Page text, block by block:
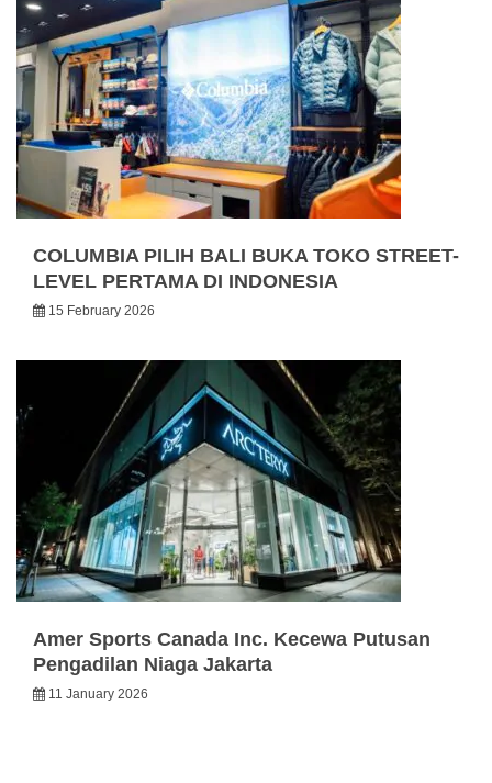
COLUMBIA PILIH BALI BUKA TOKO STREET-
LEVEL PERTAMA DI INDONESIA
15 February 2026
Amer Sports Canada Inc. Kecewa Putusan
Pengadilan Niaga Jakarta
11 January 2026